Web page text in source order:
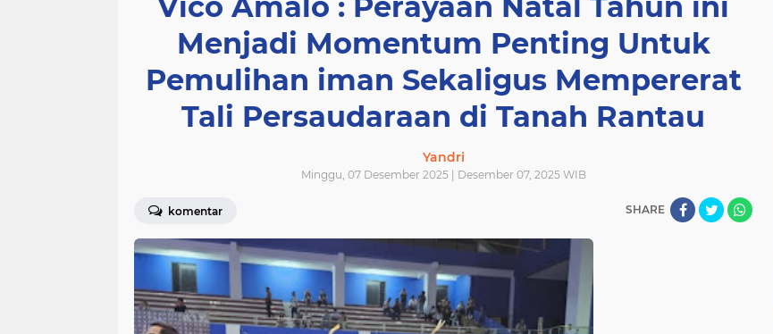
Menjadi Momentum Penting Untuk
Pemulihan iman Sekaligus Mempererat
Tali Persaudaraan di Tanah Rantau
Yandri
Minggu, 07 Desember 2025 | Desember 07, 2025 WIB
komentar SHARE